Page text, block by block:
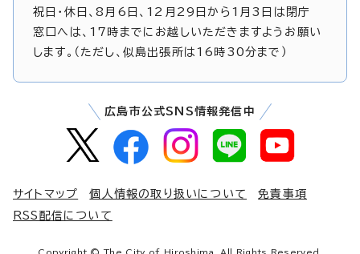
祝日・休日、8月6日、12月29日から1月3日は閉庁
窓口へは、17時までにお越しいただきますようお願い
します。（ただし、似島出張所は16時30分まで）
広島市公式SNS情報発信中
サイトマップ 個人情報の取り扱いについて
免責事項
RSS配信について
Copyright © The City of Hiroshima. All Rights Reserved.